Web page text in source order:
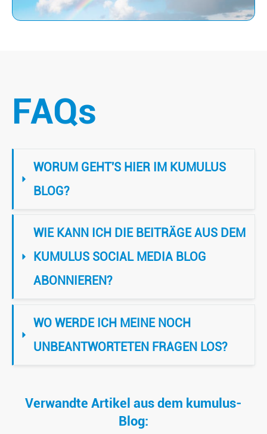
FAQs
WORUM GEHT'S HIER IM KUMULUS
BLOG?
WIE KANN ICH DIE BEITRÄGE AUS DEM
KUMULUS SOCIAL MEDIA BLOG
ABONNIEREN?
WO WERDE ICH MEINE NOCH
UNBEANTWORTETEN FRAGEN LOS?
Verwandte Artikel aus dem kumulus-
Blog: